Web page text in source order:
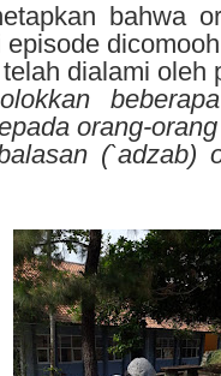
bahwa
episode
dialami oleh
orang-
(`adzab)